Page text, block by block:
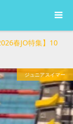
春JO特集】10
ジュニアスイマー